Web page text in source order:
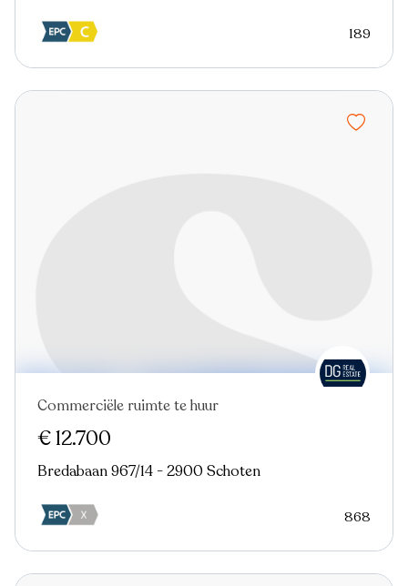
189
Commerciële ruimte te huur
€ 12.700
Bredabaan 967/14 - 2900 Schoten
868